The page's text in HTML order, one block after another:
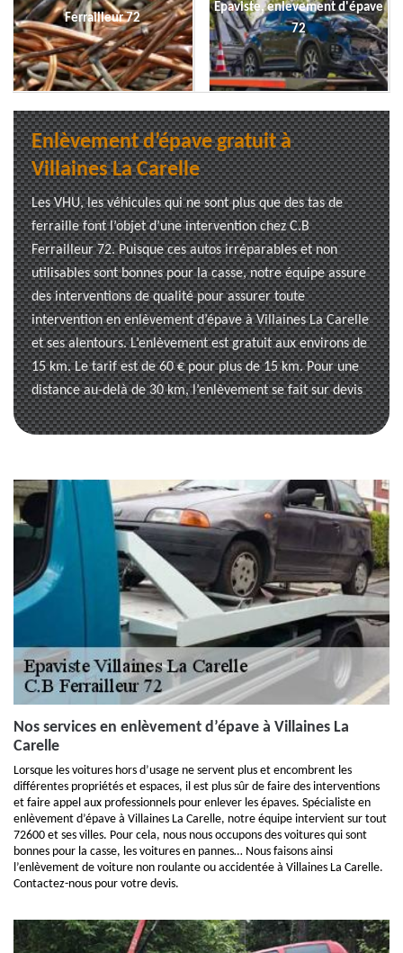
Ferrailleur 72
Epaviste, enlevement d'épave
72
Enlèvement d’épave gratuit à
Villaines La Carelle
Les VHU, les véhicules qui ne sont plus que des tas de
ferraille font l’objet d’une intervention chez C.B
Ferrailleur 72. Puisque ces autos irréparables et non
utilisables sont bonnes pour la casse, notre équipe assure
des interventions de qualité pour assurer toute
intervention en enlèvement d’épave à Villaines La Carelle
et ses alentours. L’enlèvement est gratuit aux environs de
15 km. Le tarif est de 60 € pour plus de 15 km. Pour une
distance au-delà de 30 km, l’enlèvement se fait sur devis
Nos services en enlèvement d’épave à Villaines La
Carelle
Lorsque les voitures hors d’usage ne servent plus et encombrent les
différentes propriétés et espaces, il est plus sûr de faire des interventions
et faire appel aux professionnels pour enlever les épaves. Spécialiste en
enlèvement d’épave à Villaines La Carelle, notre équipe intervient sur tout
72600 et ses villes. Pour cela, nous nous occupons des voitures qui sont
bonnes pour la casse, les voitures en pannes… Nous faisons ainsi
l’enlèvement de voiture non roulante ou accidentée à Villaines La Carelle.
Contactez-nous pour votre devis.